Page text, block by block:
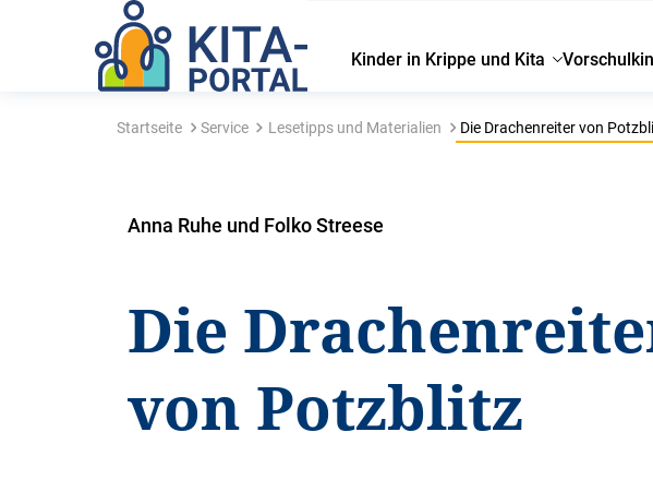
Kinder in Krippe und Kita
Startseite Service Lesetipps und Materialien Die Drachenreiter von
Anna Ruhe und Folko Streese
Die
von Potzblitz